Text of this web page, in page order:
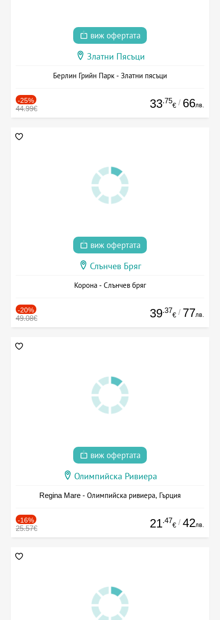
виж офертата
Златни Пясъци
Берлин Грийн Парк - Златни пясъци
-25%
44.99€ 33.75
€ / 66лв.
виж офертата
Слънчев Бряг
Корона - Слънчев бряг
-20%
49.08€ 39.37
€ / 77лв.
виж офертата
Олимпийска Ривиера
Regina Mare - Олимпийска ривиера, Гърция
-16%
25.57€ 21.47
€ / 42лв.